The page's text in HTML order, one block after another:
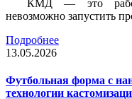
КМД — это
невозможно запустить
Подробнее
13.05.2026
Футбольная форма с
технологии